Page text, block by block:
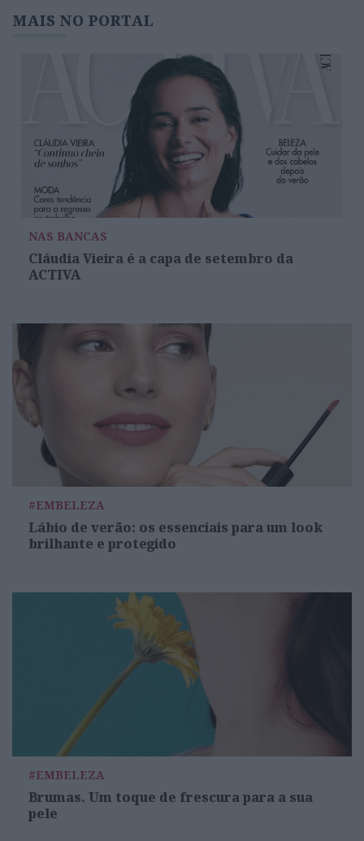
MAIS NO PORTAL
NAS BANCAS
Cláudia Vieira é a capa de setembro da
ACTIVA
#EMBELEZA
Lábio de verão: os essenciais para um look
brilhante e protegido
#EMBELEZA
Brumas. Um toque de frescura para a sua
pele